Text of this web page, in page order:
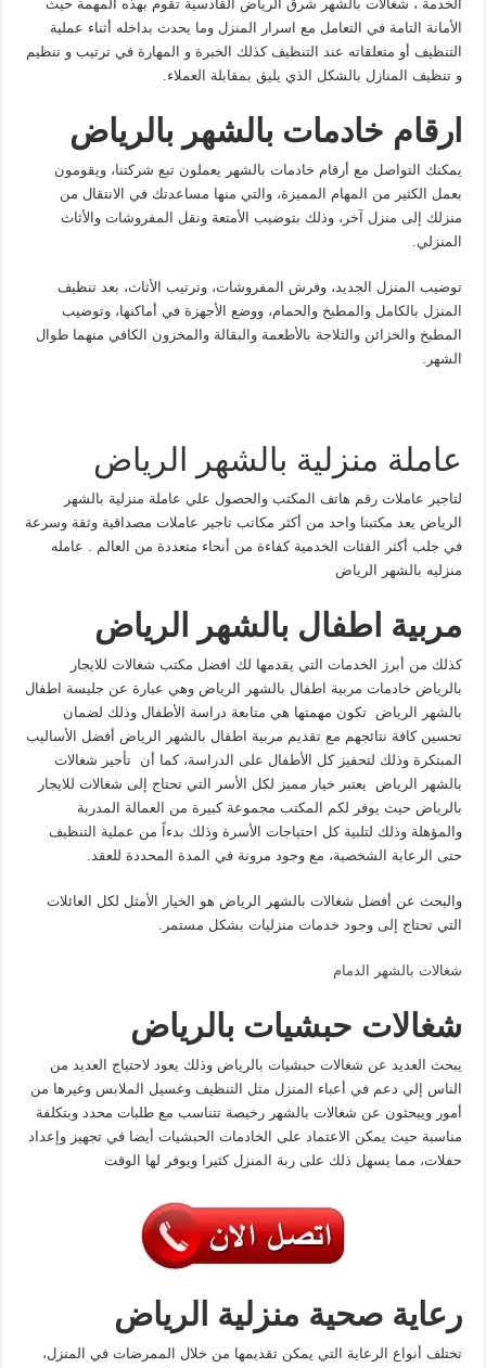
الخدمة ، شغالات بالشهر شرق الرياض القادسية تقوم بهذه المهمة حيث
الأمانة التامة في التعامل مع اسرار المنزل وما يحدث بداخله أثناء عملية
التنظيف أو متعلقاته عند التنظيف كذلك الخبرة و المهارة في ترتيب و تنظيم
و تنظيف المنازل بالشكل الذي يليق بمقابلة العملاء.
ارقام خادمات بالشهر بالرياض
يمكنك التواصل مع أرقام خادمات بالشهر يعملون تبع شركتنا، ويقومون
بعمل الكثير من المهام المميزة، والتي منها مساعدتك في الانتقال من
منزلك إلى منزل آخر، وذلك بتوضيب الأمتعة ونقل المفروشات والأثاث
المنزلي.
توضيب المنزل الجديد، وفرش المفروشات، وترتيب الأثاث، بعد تنظيف
المنزل بالكامل والمطبخ والحمام، ووضع الأجهزة في أماكنها، وتوضيب
المطبخ والخزائن والثلاجة بالأطعمة والبقالة والمخزون الكافي منهما طوال
الشهر.
عاملة منزلية بالشهر الرياض
لتاجير عاملات رقم هاتف المكتب والحصول علي عاملة منزلية بالشهر
الرياض يعد مكتبنا واحد من أكثر مكاتب تاجير عاملات مصداقية وثقة وسرعة
في جلب أكثر الفئات الخدمية كفاءة من أنحاء متعددة من العالم . عامله
منزليه بالشهر الرياض
مربية اطفال بالشهر الرياض
كذلك من أبرز الخدمات التي يقدمها لك افضل مكتب شغالات للايجار
بالرياض خادمات مربية اطفال بالشهر الرياض وهي عبارة عن جليسة اطفال
بالشهر الرياض تكون مهمتها هي متابعة دراسة الأطفال وذلك لضمان
تحسين كافة نتائجهم مع تقديم مربية اطفال بالشهر الرياض أفضل الأساليب
المبتكرة وذلك لتحفيز كل الأطفال على الدراسة، كما أن تأجير شغالات
بالشهر الرياض يعتبر خيار مميز لكل الأسر التي تحتاج إلى شغالات للايجار
بالرياض حيث يوفر لكم المكتب مجموعة كبيرة من العمالة المدربة
والمؤهلة وذلك لتلبية كل احتياجات الأسرة وذلك بدءاً من عملية التنظيف
حتى الرعاية الشخصية، مع وجود مرونة في المدة المحددة للعقد.
والبحث عن أفضل شغالات بالشهر الرياض هو الخيار الأمثل لكل العائلات
التي تحتاج إلى وجود خدمات منزليات بشكل مستمر.
شغالات بالشهر الدمام
شغالات حبشيات بالرياض
يبحث العديد عن شغالات حبشيات بالرياض وذلك يعود لاحتياج العديد من
الناس إلي دعم في أعباء المنزل مثل التنظيف وغسيل الملابس وغيرها من
أمور ويبحثون عن شغالات بالشهر رخيصة تتناسب مع طلبات محدد وبتكلفة
مناسبة حيث يمكن الاعتماد على الخادمات الحبشيات أيضا في تجهيز وإعداد
حفلات، مما يسهل ذلك على ربة المنزل كثيرا ويوفر لها الوقت
رعاية صحية منزلية الرياض
تختلف أنواع الرعاية التي يمكن تقديمها من خلال الممرضات في المنزل،